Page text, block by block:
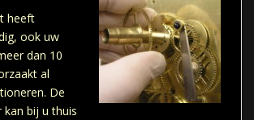
heeft
ook uw
dan 10
al
De
kan bij u thuis